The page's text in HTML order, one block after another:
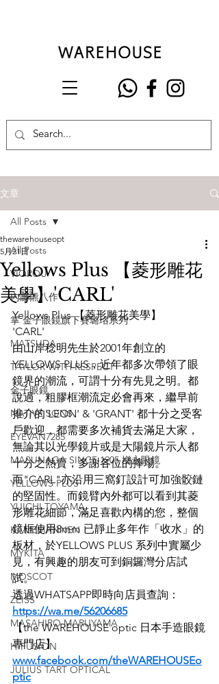
文章
All Posts
VIOROU
內藤熊八作
掌 金子眼鏡旗下賽璐珞系列
MATSUDA
TAYLOR WITH RESPECT
金子眼鏡
NATIVE SONS
EYEVAN7285
MASUNAGA SINCE 1905 增永眼鏡
YELLOWS PLUS
YUICHI TOYAMA
KAMEMANNEN
MYKITA
MOSCOT
ZEISS
MASAHIRO MARUYAMA
H-FUSION
JULIUS TART OPTICAL
All Posts
Yellows Plus 【菱形雕花
美學】'CARL'
thewarehouseopt
5月21日
Yellows Plus 【菱形雕花美學】
'CARL'
由山岸稔明先生於2001年創立的
YELLOWS PLUS，近年都多次帶領了眼
鏡界的潮流，可謂十分有先見之明。都
說過，粗膠框潮流定必會再來，繼早前
推介的'LEON' & 'GRANT' 都十分之受客
戶歡迎，都需要多次補貨去滿足大家，
無論其以光學鏡片或是大陽鏡片示人都
十分之熱賣，多謝各位的捧場。
而"CARL"亦沿用三窩釘設計可加強骹鏈
的堅固性。而鏡臂內外都可以看到其菱
形雕花細節，滿足喜歡內構的您，整個
鏡框使用8mm 已靜止多年作「收水」的
板材，於YELLOWS PLUS 系列中實屬少
見，有興趣的朋友可到銅鑼灣分店試
試。
透過WHATSAPP即時向店員查詢：
https://wa.me/56206685
【the WAREHOUSE optic 日本手造眼鏡
專門店】
www.facebook.com/theWAREHOUSEo
ptic